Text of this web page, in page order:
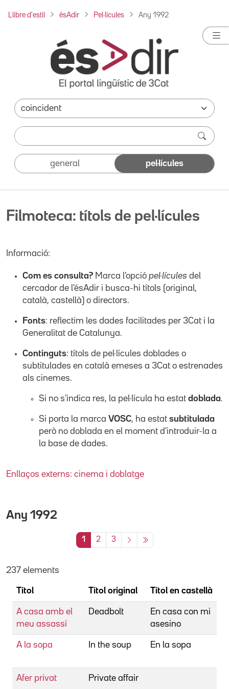
Llibre d'estil ésAdir Pel·lícules Any 1992
general pel·lícules
Filmoteca: títols de pel·lícules
Informació:
Com es consulta? Marca l'opció pel·lícules del
cercador de l'ésAdir i busca-hi títols (original,
català, castellà) o directors.
Fonts: reflectim les dades facilitades per 3Cat i la
Generalitat de Catalunya.
Continguts: títols de pel·lícules doblades o
subtitulades en català emeses a 3Cat o estrenades
als cinemes.
Si no s'indica res, la pel·lícula ha estat doblada.
Si porta la marca VOSC, ha estat subtitulada
però no doblada en el moment d'introduir-la a
la base de dades.
Enllaços externs: cinema i doblatge
Any 1992
1 2 3
237 elements
Títol Títol original Títol en castellà
A casa amb el
meu assassí
Deadbolt
En casa con mi
asesino
A la sopa In the soup En la sopa
Afer privat Private affair